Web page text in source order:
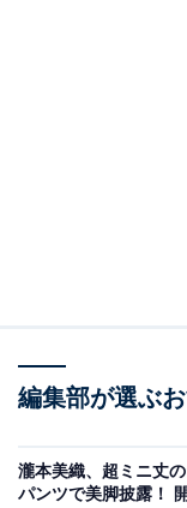
編集部が選ぶ
瀧本美織、超ミニ丈
パンツで美脚披露！